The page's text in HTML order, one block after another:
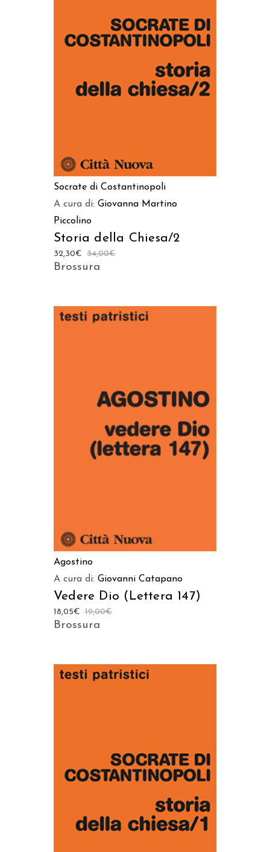
Socrate di Costantinopoli
A cura di: Giovanna Martino
Piccolino
Storia della Chiesa/2
34,00€
32,30€
Brossura
AGGIUNGI AL CARRELLO
Agostino
A cura di: Giovanni Catapano
Vedere Dio (Lettera 147)
19,00€
18,05€
Brossura